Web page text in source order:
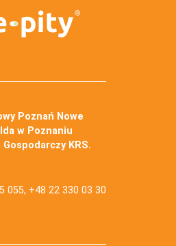
Poznań Nowe
w Poznaniu
Gospodarczy KRS.
055, +48 22 330 03 30